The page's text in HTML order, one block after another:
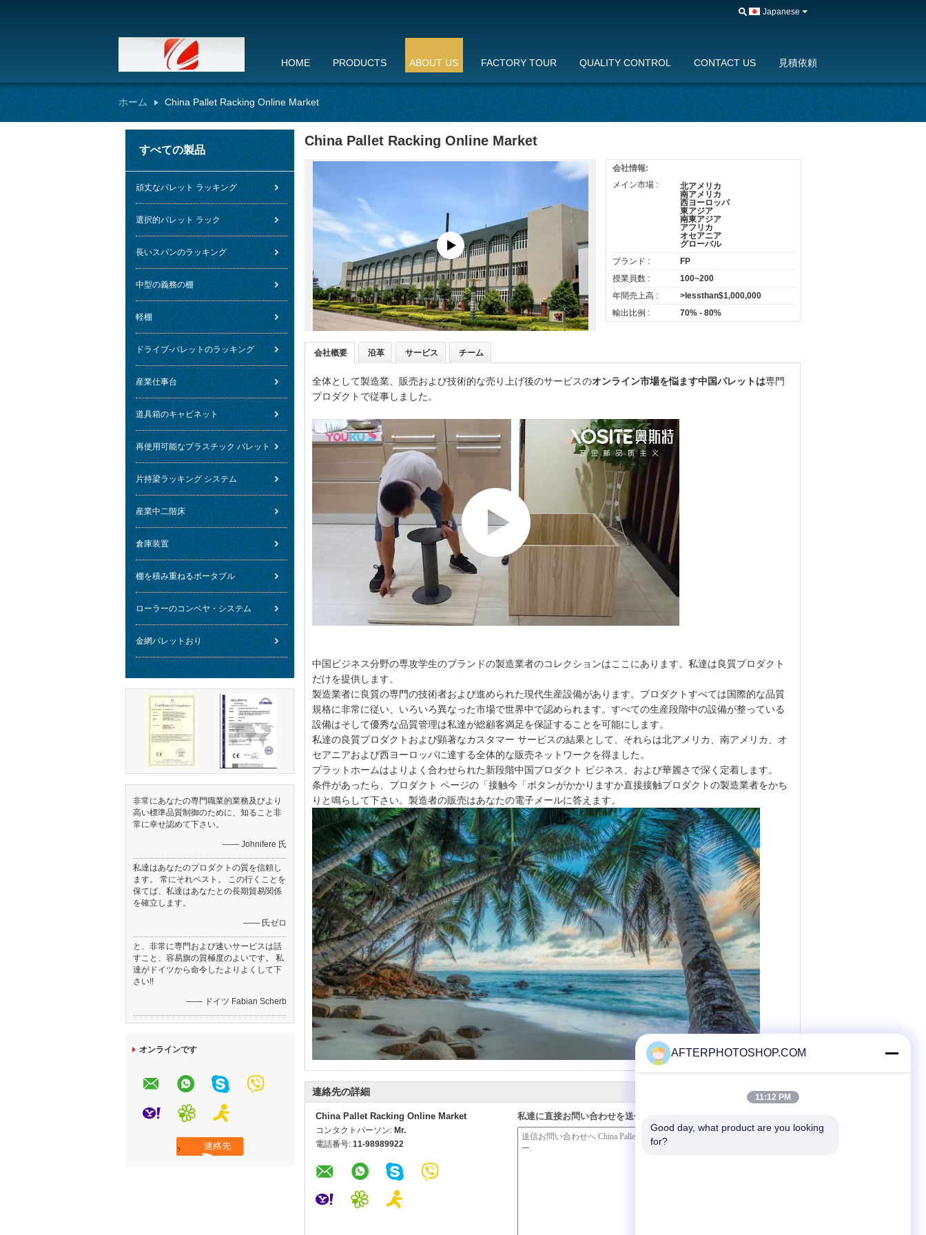
Japanese
HOME PRODUCTS ABOUT US FACTORY TOUR QUALITY CONTROL CONTACT US 見積依頼
ホーム China Pallet Racking Online Market
すべての製品
頑丈なパレット ラッキング
選択的パレット ラック
長いスパンのラッキング
中型の義務の棚
軽棚
ドライブ-パレットのラッキング
産業仕事台
道具箱のキャビネット
再使用可能なプラスチック パレット
片持梁ラッキング システム
産業中二階床
倉庫装置
棚を積み重ねるポータブル
ローラーのコンベヤ・システム
金網パレットおり
非常にあなたの専門職業的業務及びより
高い標準品質制御のために、知ること非
常に幸せ認めて下さい。
—— Johnifere 氏
私達はあなたのプロダクトの質を信頼し
ます。 常にそれベスト。 この行くことを
保てば、私達はあなたとの長期貿易関係
を確立します。
—— 氏ゼロ
と、非常に専門および速いサービスは話
すこと、容易旗の質極度のよいです。 私
達がドイツから命令したよりよくして下
さい!!
—— ドイツ Fabian Scherb
オンラインです
China Pallet Racking Online Market
会社情報:
メイン市場 :
北アメリカ
南アメリカ
西ヨーロッパ
東アジア
南東アジア
アフリカ
オセアニア
グローバル
ブランド :
FP
授業員数 :
100~200
年間売上高 :
>lessthan$1,000,000
輸出比例 :
70% - 80%
会社概要 沿革 サービス チーム
全体として製造業、販売および技術的な売り上げ後のサービスのオンライン市場を悩ます中国パレットは専門
プロダクトで従事しました。
中国ビジネス分野の専攻学生のブランドの製造業者のコレクションはここにあります。私達は良質プロダクト
だけを提供します。
製造業者に良質の専門の技術者および進められた現代生産設備があります。プロダクトすべては国際的な品質
規格に非常に従い、いろいろ異なった市場で世界中で認められます。すべての生産段階中の設備が整っている
設備はそして優秀な品質管理は私達が総顧客満足を保証することを可能にします。
私達の良質プロダクトおよび顕著なカスタマー サービスの結果として、それらは北アメリカ、南アメリカ、オ
セアニアおよび西ヨーロッパに達する全体的な販売ネットワークを得ました。
プラットホームはよりよく合わせられた新段階中国プロダクト ビジネス、および華麗さで深く定着します。
条件があったら、プロダクト ページの「接触今「ボタンがかかりますか直接接触プロダクトの製造業者をかち
りと鳴らして下さい。製造者の販売はあなたの電子メールに答えます。
連絡先の詳細
China Pallet Racking Online Market
コンタクトパーソン: Mr.
電話番号: 11-98989922
私達に直接お問い合わせを送信
AFTERPHOTOSHOP.COM
11:12 PM
Good day, what product are you looking
for?